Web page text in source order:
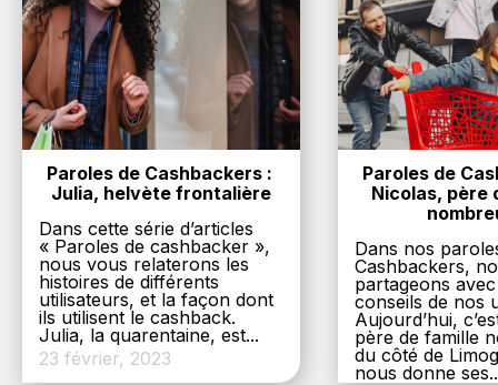
Paroles de Cashbackers :
Julia, helvète frontalière
Dans cette série d’articles
« Paroles de cashbacker »,
nous vous relaterons les
histoires de différents
utilisateurs, et la façon dont
ils utilisent le cashback.
Julia, la quarentaine, est...
23 février, 2023
Paroles de
Nicolas, père
Dans nos
Cashbackers,
partageons
conseils de nos
Aujourd’hui,
père de famille
du côté de
nous donne